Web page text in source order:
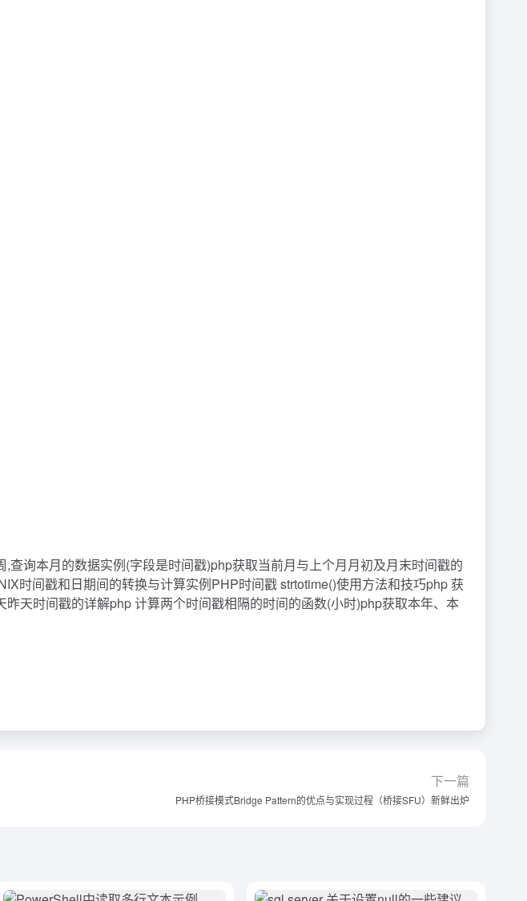
询本月的数据实例(字段是时间戳)php获取当前月与上个月月初及月末时间戳的
时间戳和日期间的转换与计算实例PHP时间戳 strtotime()使用方法和技巧php 获
天时间戳的详解php 计算两个时间戳相隔的时间的函数(小时)php获取本年、本
下一篇
PHP桥接模式Bridge Pattern的优点与实现过程（桥接SFU）新鲜出炉